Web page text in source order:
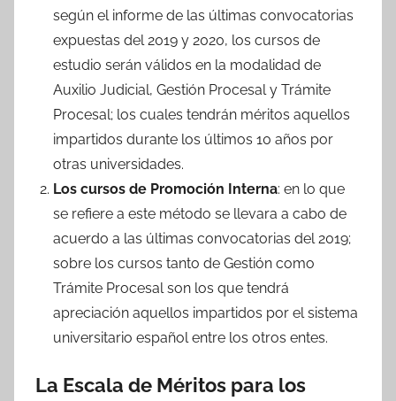
según el informe de las últimas convocatorias
expuestas del 2019 y 2020, los cursos de
estudio serán válidos en la modalidad de
Auxilio Judicial, Gestión Procesal y Trámite
Procesal; los cuales tendrán méritos aquellos
impartidos durante los últimos 10 años por
otras universidades.
Los cursos de Promoción Interna: en lo que
se refiere a este método se llevara a cabo de
acuerdo a las últimas convocatorias del 2019;
sobre los cursos tanto de Gestión como
Trámite Procesal son los que tendrá
apreciación aquellos impartidos por el sistema
universitario español entre los otros entes.
La Escala de Méritos para los